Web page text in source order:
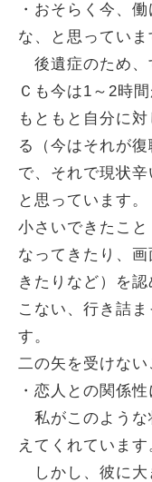
・おそらく今、
な、と思っていま
後遺症のため、
Ｃも今は1～2時間
もともと自分に
る（今はそれが
で、それで現状
と思っています。
小さいできたこ
なってきたり、
きたりなど）を
こない、行き詰
す。
二の矢を受けない
・恋人との関係
私がこのような
えてくれています
しかし、彼に大